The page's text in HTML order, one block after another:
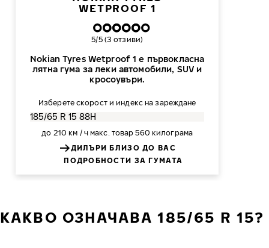
WETPROOF 1
Nokian Tyres Wetproof 1 е първокласна
лятна гума за леки автомобили, SUV и
кросоувъри.
Обща оценка
5/5 (3 отзиви)
Изберете скорост и индекс на зареждане
до 210 км / ч макс. товар 560 килограма
ДИЛЪРИ БЛИЗО ДО ВАС
ПОДРОБНОСТИ ЗА ГУМАТА
КАКВО ОЗНАЧАВА 185/65 R 15?